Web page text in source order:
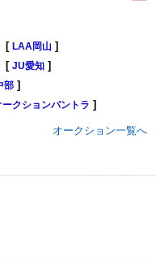
[ LAA岡山 ]
[ JU愛知 ]
部 ]
ークションバントラ ]
オークション一覧へ